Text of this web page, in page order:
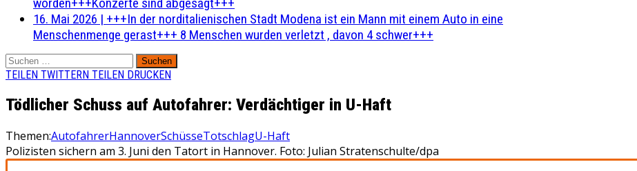
16. Mai 2026 | +++In der norditalienischen Stadt Modena ist ein Mann mit einem Auto in eine
Menschenmenge gerast+++ 8 Menschen wurden verletzt , davon 4 schwer+++
Suchen
nach:
TEILEN TWITTERN TEILEN DRUCKEN
Tödlicher Schuss auf Autofahrer: Verdächtiger in U-Haft
Themen:AutofahrerHannoverSchüsseTotschlagU-Haft
Polizisten sichern am 3. Juni den Tatort in Hannover. Foto: Julian Stratenschulte/dpa